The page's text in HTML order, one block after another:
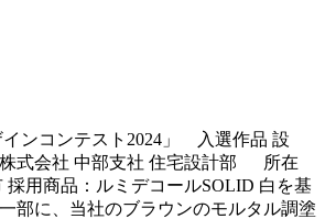
インコンテスト2024」 入選作品 設
式会社 中部支社 住宅設計部 所在
用商品：ルミデコールSOLID 白を基
部に、当社のブラウンのモルタル調塗